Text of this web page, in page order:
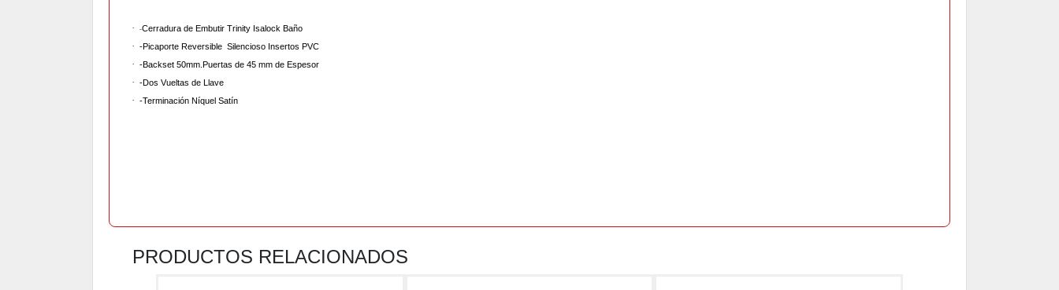
· -Cerradura de Embutir Trinity Isalock Baño
· -Picaporte Reversible Silencioso Insertos PVC
· -Backset 50mm.Puertas de 45 mm de Espesor
· -Dos Vueltas de Llave
· -Terminación Níquel Satín
PRODUCTOS RELACIONADOS